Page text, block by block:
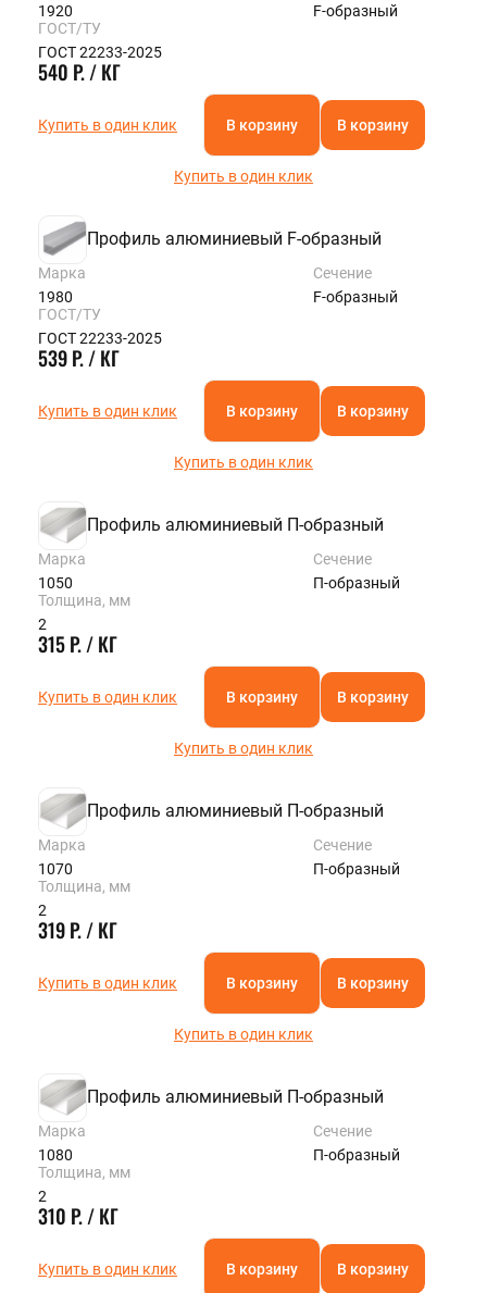
1920
F-образный
ГОСТ/ТУ
ГОСТ 22233-2025
540 Р. / КГ
Купить в один клик В корзину В корзину
Купить в один клик
Профиль алюминиевый F-образный
Марка
1980
Сечение
F-образный
ГОСТ/ТУ
ГОСТ 22233-2025
539 Р. / КГ
Купить в один клик В корзину В корзину
Купить в один клик
Профиль алюминиевый П-образный
Марка
1050
Сечение
П-образный
Толщина, мм
2
315 Р. / КГ
Купить в один клик В корзину В корзину
Купить в один клик
Профиль алюминиевый П-образный
Марка
1070
Сечение
П-образный
Толщина, мм
2
319 Р. / КГ
Купить в один клик В корзину В корзину
Купить в один клик
Профиль алюминиевый П-образный
Марка
1080
Сечение
П-образный
Толщина, мм
2
310 Р. / КГ
Купить в один клик В корзину В корзину